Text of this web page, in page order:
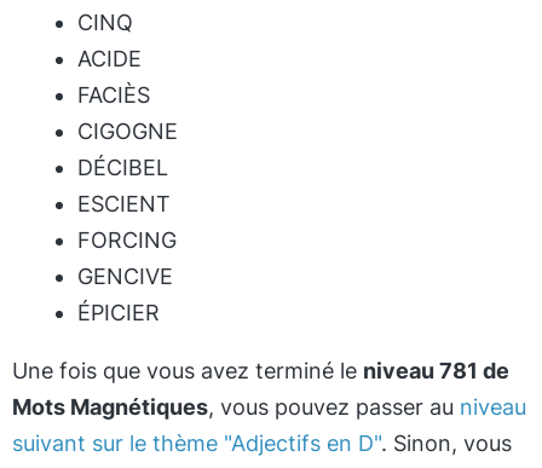
CINQ
ACIDE
FACIÈS
CIGOGNE
DÉCIBEL
ESCIENT
FORCING
GENCIVE
ÉPICIER
Une fois que vous avez terminé le niveau 781 de
Mots Magnétiques, vous pouvez passer au niveau
suivant sur le thème "Adjectifs en D". Sinon, vous